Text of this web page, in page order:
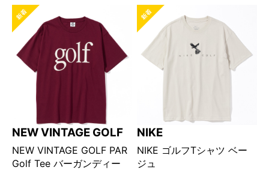
NEW VINTAGE GOLF
NEW VINTAGE GOLF PAR
Golf Tee バーガンディー
NIKE
NIKE ゴルフTシャツ ベー
ジュ